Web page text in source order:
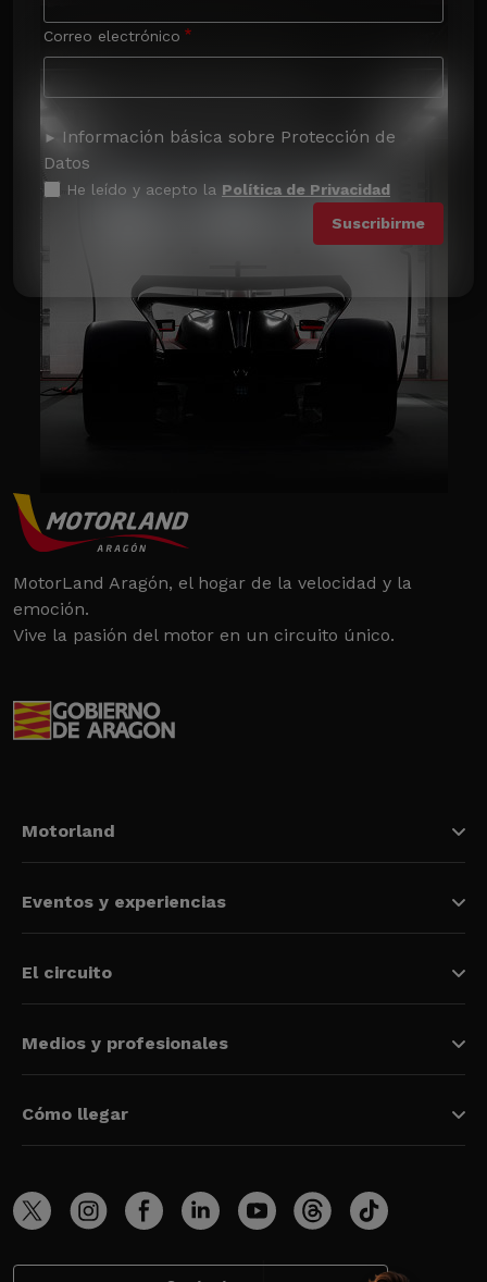
Correo electrónico
Información básica sobre Protección de
Datos
He leído y acepto la Política de Privacidad
MotorLand Aragón, el hogar de la velocidad y la
emoción.
Vive la pasión del motor en un circuito único.
Motorland
Eventos y experiencias
El circuito
Medios y profesionales
Cómo llegar